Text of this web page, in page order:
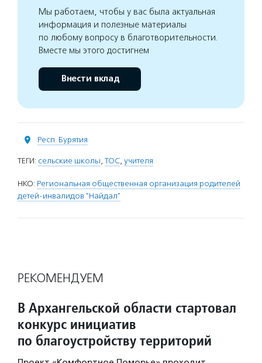
Мы работаем, чтобы у вас была актуальная
информация и полезные материалы
по любому вопросу в благотворительности.
Вместе мы этого достигнем
Внести вклад
Респ. Бурятия
ТЕГИ: сельские школы, ТОС, учителя
НКО: Региональная общественная организация родителей
детей-инвалидов "Найдал"
РЕКОМЕНДУЕМ
В Архангельской области стартовал
конкурс инициатив
по благоустройству территорий